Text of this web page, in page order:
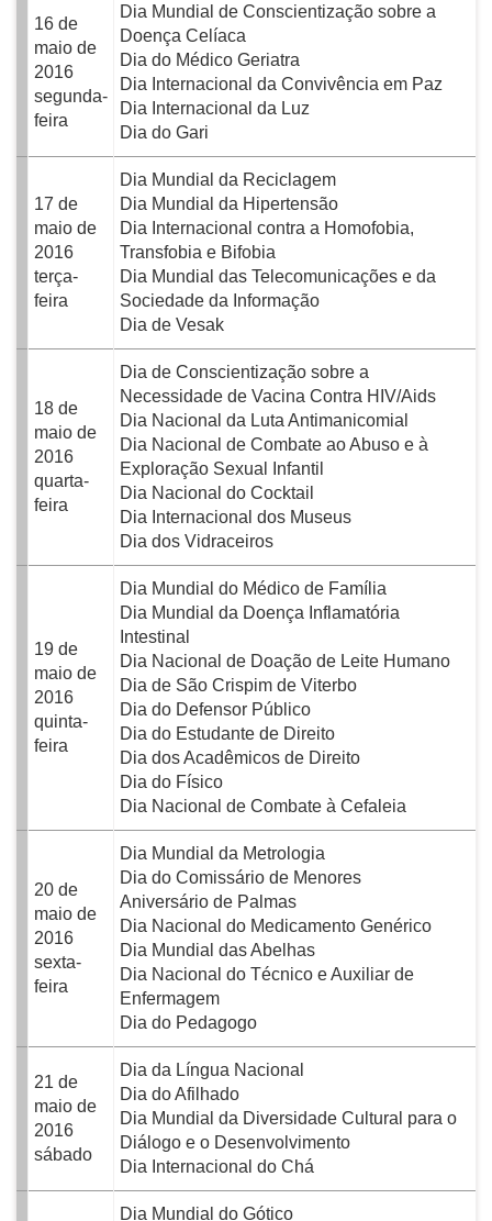
16 de
maio de
2016
segunda-
feira
Dia Mundial de Conscientização sobre a
Doença Celíaca
Dia do Médico Geriatra
Dia Internacional da Convivência em Paz
Dia Internacional da Luz
Dia do Gari
17 de
maio de
2016
terça-
feira
Dia Mundial da Reciclagem
Dia Mundial da Hipertensão
Dia Internacional contra a Homofobia,
Transfobia e Bifobia
Dia Mundial das Telecomunicações e da
Sociedade da Informação
Dia de Vesak
18 de
maio de
2016
quarta-
feira
Dia de Conscientização sobre a
Necessidade de Vacina Contra HIV/Aids
Dia Nacional da Luta Antimanicomial
Dia Nacional de Combate ao Abuso e à
Exploração Sexual Infantil
Dia Nacional do Cocktail
Dia Internacional dos Museus
Dia dos Vidraceiros
19 de
maio de
2016
quinta-
feira
Dia Mundial do Médico de Família
Dia Mundial da Doença Inflamatória
Intestinal
Dia Nacional de Doação de Leite Humano
Dia de São Crispim de Viterbo
Dia do Defensor Público
Dia do Estudante de Direito
Dia dos Acadêmicos de Direito
Dia do Físico
Dia Nacional de Combate à Cefaleia
20 de
maio de
2016
sexta-
feira
Dia Mundial da Metrologia
Dia do Comissário de Menores
Aniversário de Palmas
Dia Nacional do Medicamento Genérico
Dia Mundial das Abelhas
Dia Nacional do Técnico e Auxiliar de
Enfermagem
Dia do Pedagogo
21 de
maio de
2016
sábado
Dia da Língua Nacional
Dia do Afilhado
Dia Mundial da Diversidade Cultural para o
Diálogo e o Desenvolvimento
Dia Internacional do Chá
Dia Mundial do Gótico